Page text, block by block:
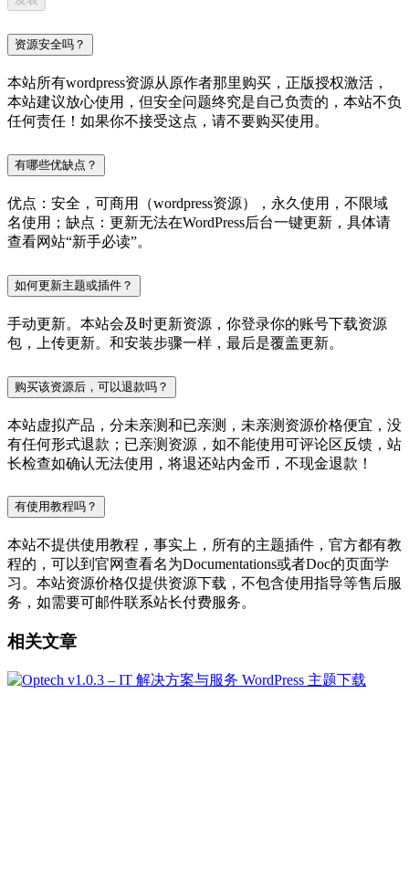
资源安全吗？
本站所有wordpress资源从原作者那里购买，正版授权激活，
本站建议放心使用，但安全问题终究是自己负责的，本站不负
任何责任！如果你不接受这点，请不要购买使用。
有哪些优缺点？
优点：安全，可商用（wordpress资源），永久使用，不限域
名使用；缺点：更新无法在WordPress后台一键更新，具体请
查看网站“新手必读”。
如何更新主题或插件？
手动更新。本站会及时更新资源，你登录你的账号下载资源
包，上传更新。和安装步骤一样，最后是覆盖更新。
购买该资源后，可以退款吗？
本站虚拟产品，分未亲测和已亲测，未亲测资源价格便宜，没
有任何形式退款；已亲测资源，如不能使用可评论区反馈，站
长检查如确认无法使用，将退还站内金币，不现金退款！
有使用教程吗？
本站不提供使用教程，事实上，所有的主题插件，官方都有教
程的，可以到官网查看名为Documentations或者Doc的页面学
习。本站资源价格仅提供资源下载，不包含使用指导等售后服
务，如需要可邮件联系站长付费服务。
相关文章